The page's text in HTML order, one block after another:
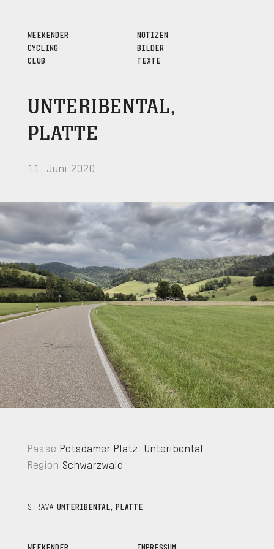
WEEKENDER
CYCLING
CLUB
NOTIZEN
BILDER
TEXTE
UNTERIBENTAL,
PLATTE
11. Juni 2020
Pässe Potsdamer Platz Unteribental
Region Schwarzwald
STRAVA UNTERIBENTAL, PLATTE
WEEKENDER IMPRESSUM